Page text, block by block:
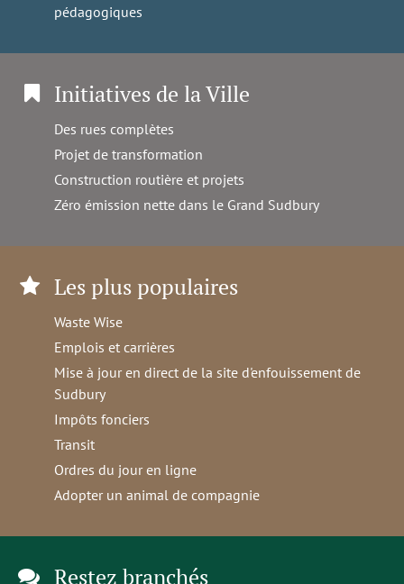
pédagogiques
Initiatives de la Ville
Des rues complètes
Projet de transformation
Construction routière et projets
Zéro émission nette dans le Grand Sudbury
Les plus populaires
Waste Wise
Emplois et carrières
Mise à jour en direct de la site d'enfouissement de
Sudbury
Impôts fonciers
Transit
Ordres du jour en ligne
Adopter un animal de compagnie
Restez branchés